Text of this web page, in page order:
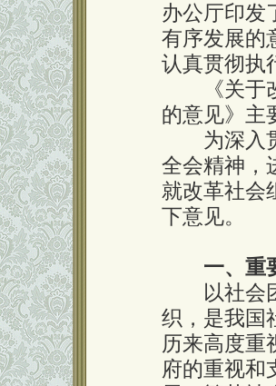
办公厅印发
有序发展的
认真贯彻执
《关于改
的意见》主
为深入贯
全会精神，
就改革社会
下意见。
一、重
以社会团
织，是我国
历来高度重
府的重视和